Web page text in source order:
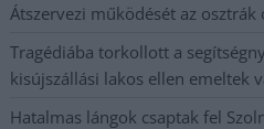
Átszervezi működését az
Tragédiába torkollott a
kisújszállási lakos ellen emeltek
Hatalmas lángok csaptak fel